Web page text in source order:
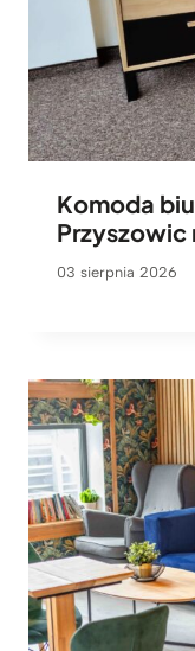
Komoda
03 sierpnia 2026